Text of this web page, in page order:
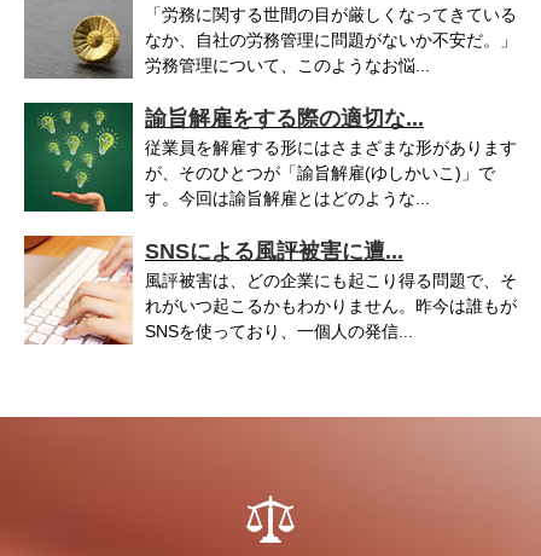
「労務に関する世間の目が厳しくなってきている
なか、自社の労務管理に問題がないか不安だ。」
労務管理について、このようなお悩...
諭旨解雇をする際の適切な...
従業員を解雇する形にはさまざまな形があります
が、そのひとつが「諭旨解雇(ゆしかいこ)」で
す。今回は諭旨解雇とはどのような...
SNSによる風評被害に遭...
風評被害は、どの企業にも起こり得る問題で、そ
れがいつ起こるかもわかりません。昨今は誰もが
SNSを使っており、一個人の発信...